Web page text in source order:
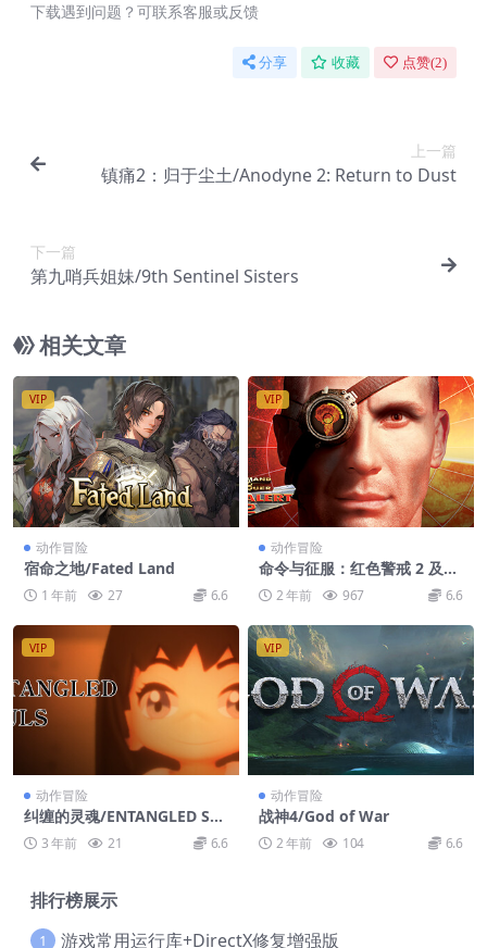
下载遇到问题？可联系客服或反馈
分享 收藏 点赞(2)
上一篇
镇痛2：归于尘土/Anodyne 2: Return to Dust
下一篇
第九哨兵姐妹/9th Sentinel Sisters
相关文章
VIP
动作冒险
宿命之地/Fated Land
1 年前 27 6.6
VIP
动作冒险
命令与征服：红色警戒 2 及尤
里的复仇/Command
2 年前 967 6.6
VIP
动作冒险
纠缠的灵魂/ENTANGLED SO
ULS3 年前 21 6.6
VIP
动作冒险
战神4/God of War
2 年前 104 6.6
排行榜展示
1 游戏常用运行库+DirectX修复增强版